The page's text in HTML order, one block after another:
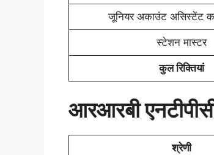
जूनियर अकाउंट असिस्टेंट
स्टेशन मास्टर
कुल रिक्तियां
आरआरबी
श्रेणी